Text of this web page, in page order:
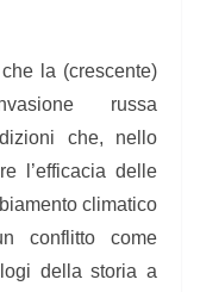
la (crescente)
russa
che, nello
l’efficacia delle
climatico
conflitto come
della storia a